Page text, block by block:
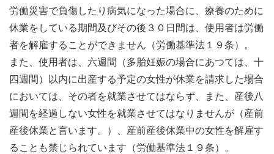
労働災害で負傷したり病気になった場合に、療養のために
休業をしている期間及びその後３０日間は、使用者は労働
者を解雇することができません（労働基準法１９条）。
また、使用者は、六週間（多胎妊娠の場合にあつては、十
四週間）以内に出産する予定の女性が休業を請求した場合
においては、その者を就業させてはならず、また、産後八
週間を経過しない女性を就業させてはなりませんが（産前
産後休業と言います。）、産前産後休業中の女性を解雇す
ることも禁じられています（労働基準法１９条）。